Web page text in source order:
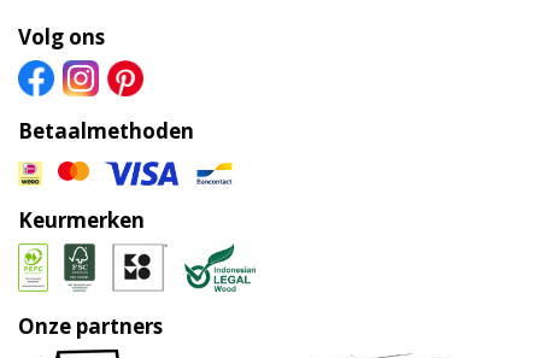
Volg ons
Betaalmethoden
Keurmerken
Onze partners